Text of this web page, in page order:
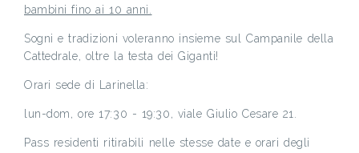
bambini fino ai 10 anni.
Sogni e tradizioni voleranno insieme sul Campanile della
Cattedrale, oltre la testa dei Giganti!
Orari sede di Larinella:
lun-dom, ore 17:30 - 19:30, viale Giulio Cesare 21.
Pass residenti ritirabili nelle stesse date e orari degli